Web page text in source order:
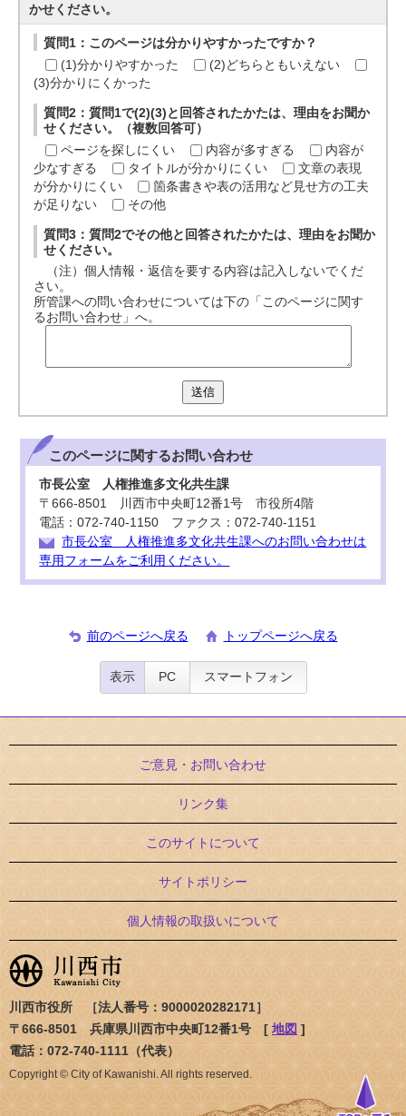
かせください。
質問1：このページは分かりやすかったですか？
(1)分かりやすかった
(2)どちらともいえない
(3)分かりにくかった
質問2：質問1で(2)(3)と回答されたかたは、理由をお聞か
せください。（複数回答可）
ページを探しにくい
内容が多すぎる
内容が
少なすぎる
タイトルが分かりにくい
文章の表現
が分かりにくい
箇条書きや表の活用など見せ方の工夫
が足りない
その他
質問3：質問2でその他と回答されたかたは、理由をお聞か
せください。
（注）個人情報・返信を要する内容は記入しないでくだ
さい。
所管課への問い合わせについては下の「このページに関す
るお問い合わせ」へ。
送信
このページに関するお問い合わせ
市長公室 人権推進多文化共生課
〒666-8501 川西市中央町12番1号 市役所4階
電話：072-740-1150 ファクス：072-740-1151
市長公室 人権推進多文化共生課へのお問い合わせは
専用フォームをご利用ください。
前のページへ戻る トップページへ戻る
表示 PC スマートフォン
ご意見・お問い合わせ
リンク集
このサイトについて
サイトポリシー
個人情報の取扱いについて
川西市役所 ［法人番号：9000020282171］
〒666-8501 兵庫県川西市中央町12番1号 [ 地図 ]
電話：072-740-1111（代表）
Copyright © City of Kawanishi. All rights reserved.